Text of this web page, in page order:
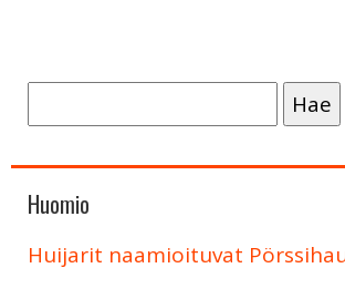
Huomio
Huijarit naamioituvat